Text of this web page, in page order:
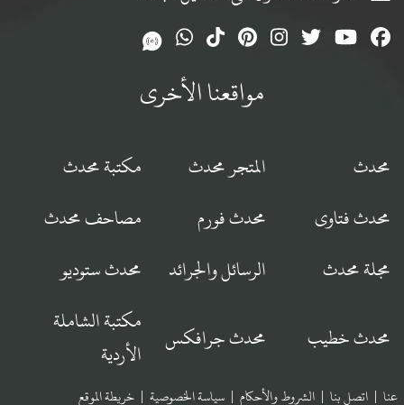
مواقعنا الأخرى
محدث المتجر محدث
مكتبة محدث
محدث فتاوى
محدث فورم
مصاحف محدث
مجلة محدث
الرسائل والجرائد محدث ستوديو
محدث خطيب محدث جرافكس
مكتبة الشاملة
الأردية
عنا | اتصل بنا | الشروط والأحكام | سياسة الخصوصية | خريطة الموقع